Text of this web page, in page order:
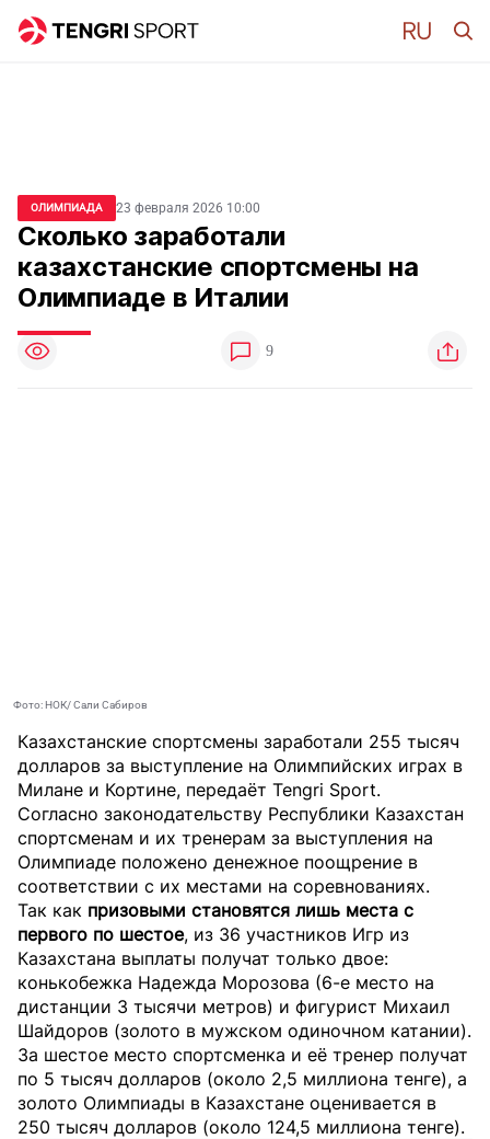
ОЛИМПИАДА 23 февраля 2026 10:00
Сколько заработали
казахстанские спортсмены на
Олимпиаде в Италии
9
Фото: НОК/ Сали Сабиров
Казахстанские спортсмены заработали 255 тысяч
долларов за выступление на Олимпийских играх в
Милане и Кортине, передаёт Tengri Sport.
Согласно законодательству Республики Казахстан
спортсменам и их тренерам за выступления на
Олимпиаде положено денежное поощрение в
соответствии с их местами на соревнованиях.
Так как призовыми становятся лишь места с
первого по шестое, из 36 участников Игр из
Казахстана выплаты получат только двое:
конькобежка Надежда Морозова (6-е место на
дистанции 3 тысячи метров) и фигурист Михаил
Шайдоров (золото в мужском одиночном катании).
За шестое место спортсменка и её тренер получат
по 5 тысяч долларов (около 2,5 миллиона тенге), а
золото Олимпиады в Казахстане оценивается в
250 тысяч долларов (около 124,5 миллиона тенге).